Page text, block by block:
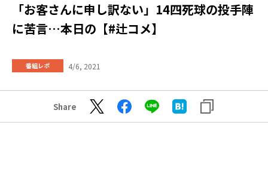
「お客さんに申し訳ない」14四死球の投手陣
に苦言…本日の【#辻コメ】
番組レポ 4/6, 2021
Share